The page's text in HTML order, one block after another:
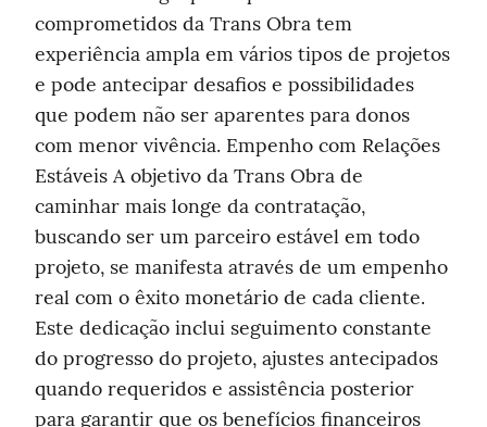
comprometidos da Trans Obra tem
experiência ampla em vários tipos de projetos
e pode antecipar desafios e possibilidades
que podem não ser aparentes para donos
com menor vivência. Empenho com Relações
Estáveis A objetivo da Trans Obra de
caminhar mais longe da contratação,
buscando ser um parceiro estável em todo
projeto, se manifesta através de um empenho
real com o êxito monetário de cada cliente.
Este dedicação inclui seguimento constante
do progresso do projeto, ajustes antecipados
quando requeridos e assistência posterior
para garantir que os benefícios financeiros